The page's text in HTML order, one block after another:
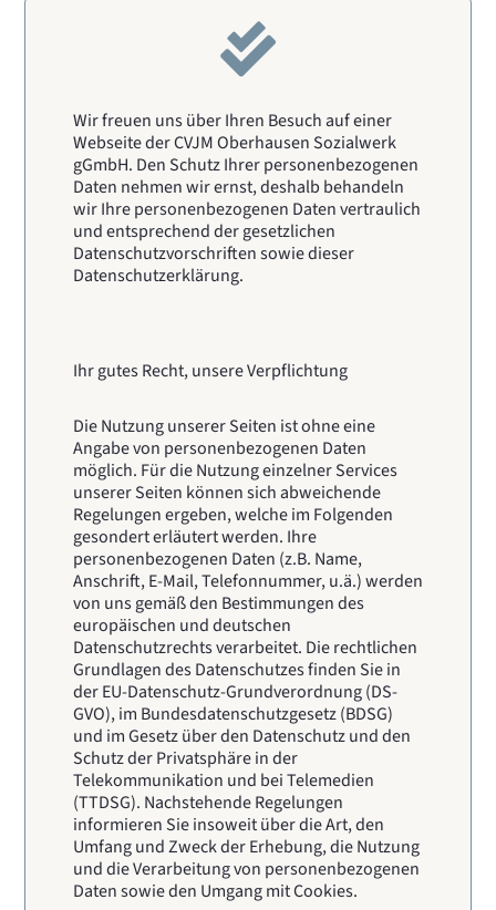

Wir freuen uns über Ihren Besuch auf einer
Webseite der CVJM Oberhausen Sozialwerk
gGmbH. Den Schutz Ihrer personenbezogenen
Daten nehmen wir ernst, deshalb behandeln
wir Ihre personenbezogenen Daten vertraulich
und entsprechend der gesetzlichen
Datenschutzvorschriften sowie dieser
Datenschutzerklärung.
Ihr gutes Recht, unsere Verpflichtung
Die Nutzung unserer Seiten ist ohne eine
Angabe von personenbezogenen Daten
möglich. Für die Nutzung einzelner Services
unserer Seiten können sich abweichende
Regelungen ergeben, welche im Folgenden
gesondert erläutert werden. Ihre
personenbezogenen Daten (z.B. Name,
Anschrift, E-Mail, Telefonnummer, u.ä.) werden
von uns gemäß den Bestimmungen des
europäischen und deutschen
Datenschutzrechts verarbeitet. Die rechtlichen
Grundlagen des Datenschutzes finden Sie in
der EU-Datenschutz-Grundverordnung (DS-
GVO), im Bundesdatenschutzgesetz (BDSG)
und im Gesetz über den Datenschutz und den
Schutz der Privatsphäre in der
Telekommunikation und bei Telemedien
(TTDSG). Nachstehende Regelungen
informieren Sie insoweit über die Art, den
Umfang und Zweck der Erhebung, die Nutzung
und die Verarbeitung von personenbezogenen
Daten sowie den Umgang mit Cookies.